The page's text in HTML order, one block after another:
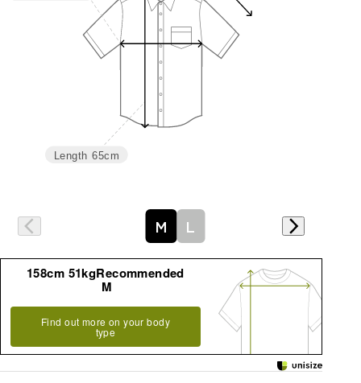
120.5 20.2
Length 65cm
M L
158cm 51kgRecommended
M
Find out more on your body
type